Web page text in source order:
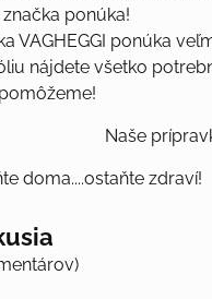
ponúka!
VAGHEGGI ponúka
nájdete všetko
prípravky
doma....ostaňte zdraví!